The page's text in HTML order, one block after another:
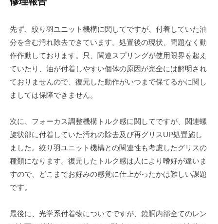
先ず、絞り羽ユニット機構に関してですが、付着していた油
分を含む汚れ除去できています。処置後の現状、問題なく動
作作動しております。只、関連スプリングが使用限界を超え
ていたり、油が付着しやすい個体の原因が完全には解明され
ておりませんので、復元した動作がいつまで保てるかに関し
ましては保障できません。
次に、フォーカス調整機構トルク感に関してですが、関連螺
旋状部に付着していた汚れの除去及び再グリスUP処置施し
ました。絞り羽ユニット機構との関連性も考慮したグリスの
種類になります。復元したトルク感は人により嗜好が違いま
すので、どこまでお好みの感覚に仕上がったかは難しい課題
です。
最後に、光学系付着物についてですが、鏡胴内部全てのレン